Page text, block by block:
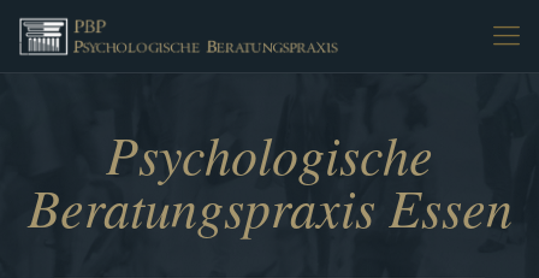
Psychologische
Beratungspraxis Essen